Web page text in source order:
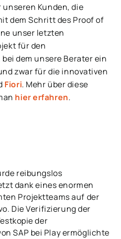
Kunden, die
dem Schritt des Proof of
unser letzten
für den
dem unsere Berater ein
zwar für die innovativen
Fiori. Mehr über diese
hier erfahren.
reibungslos
dank eines enormen
Projektteams auf der
Die Verifizierung der
der
SAP bei Play ermöglichte